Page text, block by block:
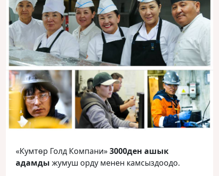
«Кумтөр Голд Компани»3000ден ашык
адамды жумуш орду менен камсыздоодо.